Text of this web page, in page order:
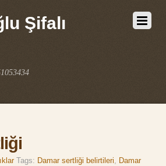
Şifalı
Tags: Damar sertliği belirtileri, Damar